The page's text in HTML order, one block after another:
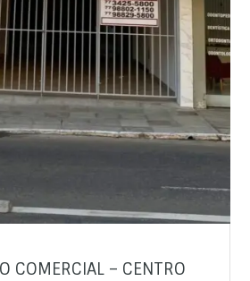
COMERCIAL – CENTRO